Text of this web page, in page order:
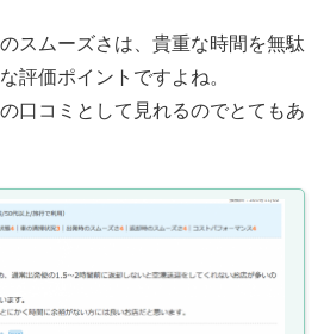
スムーズさは、貴重な時間を無駄
評価ポイントですよね。
口コミとして見れるのでとてもあ